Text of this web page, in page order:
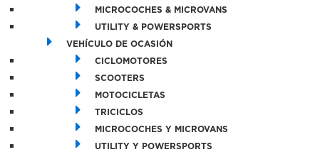
MICROCOCHES & MICROVANS
UTILITY & POWERSPORTS
VEHÍCULO DE OCASIÓN
CICLOMOTORES
SCOOTERS
MOTOCICLETAS
TRICICLOS
MICROCOCHES Y MICROVANS
UTILITY Y POWERSPORTS